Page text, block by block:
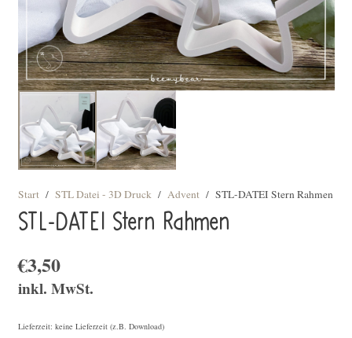
Start / STL Datei - 3D Druck / Advent / STL-DATEI Stern Rahmen
STL-DATEI Stern Rahmen
€3,50
inkl. MwSt.
Lieferzeit: keine Lieferzeit (z.B. Download)